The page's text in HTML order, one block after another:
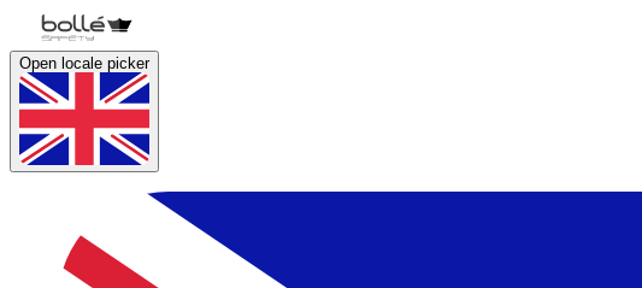
Open locale picker